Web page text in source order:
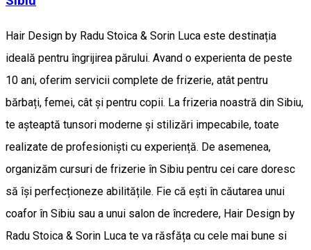
Hair Design by Radu Stoica & Sorin Luca este destinația
ideală pentru îngrijirea părului. Avand o experienta de peste
10 ani, oferim servicii complete de frizerie, atât pentru
bărbați, femei, cât și pentru copii. La frizeria noastră din Sibiu,
te așteaptă tunsori moderne și stilizări impecabile, toate
realizate de profesioniști cu experiență. De asemenea,
organizăm cursuri de frizerie în Sibiu pentru cei care doresc
să își perfecționeze abilitățile. Fie că ești în căutarea unui
coafor în Sibiu sau a unui salon de încredere, Hair Design by
Radu Stoica & Sorin Luca te va răsfăța cu cele mai bune si